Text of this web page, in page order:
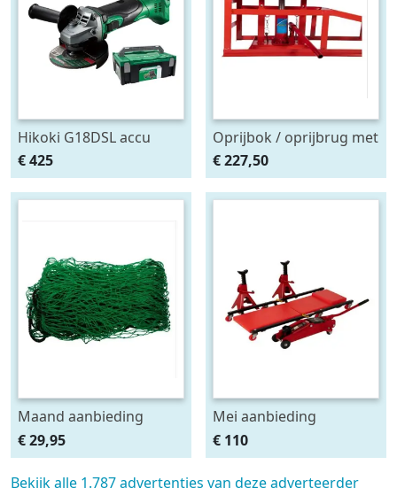
Hikoki G18DSL accu
haakse slijper (2x5Ah +
HSCII)
€ 425
Oprijbok / oprijbrug met
ingebouwde krik. set
2stuks
€ 227,50
Maand aanbieding
Afdeknet 4x2 mtr maas
4.5 x 4.5 cm
€ 29,95
Mei aanbieding
Monteursligkar+2 tons
krik + 2 assteunen
€ 110
Bekijk alle 1.787 advertenties van deze adverteerder